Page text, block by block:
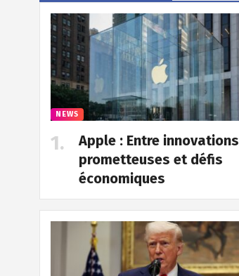
NEWS
Apple : Entre innovations
prometteuses et défis
économiques